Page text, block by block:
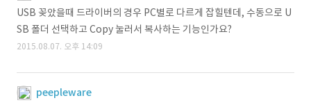
USB 꽂았을때 드라이버의 경우 PC별로 다르게 잡힐텐데, 수동으로 U
SB 폴더 선택하고 Copy 눌러서 복사하는 기능인가요?
2015.08.07. 오후 14:09
peepleware